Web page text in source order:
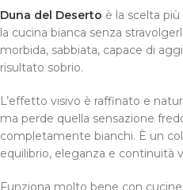
Duna del Deserto è la scelta
la cucina bianca senza
morbida, sabbiata, capace di
risultato sobrio.
L’effetto visivo è raffinato e
ma perde quella sensazione
completamente bianchi. È un
equilibrio, eleganza e continuità
Funziona molto bene con